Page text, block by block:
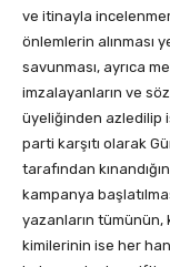
ve itinayla
önlemlerin alınması
savunması, ayrıca
imzalayanların ve
üyeliğinden azledilip
parti karşıtı olarak
tarafından
kampanya
yazanların tümünün,
kimilerinin ise her